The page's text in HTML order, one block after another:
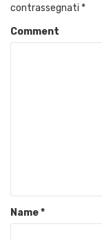
contrassegnati *
Comment
Name*